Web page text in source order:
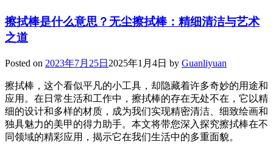
擦拭棒是什么意思？无尘擦拭棒：精细清洁与艺术
之道
Posted on 2023年7月25日 2025年1月4日 by Guanliyuan
擦拭棒，这个看似平凡的小工具，却隐藏着许多奇妙的用途和
应用。在日常生活和工作中，擦拭棒的存在无处不在，它以精
细的设计和多样的材质，成为我们实现精密清洁、细致绘画和
独具魅力的美甲的得力助手。本文将带您深入探究擦拭棒在不
同领域的精彩应用，揭示它在我们生活中的多重面貌。